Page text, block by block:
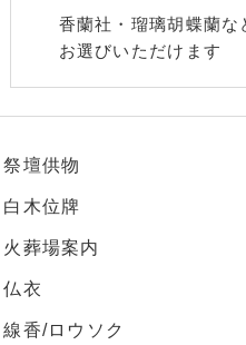
香蘭社・瑠璃胡蝶蘭
お選びいただけます
祭壇供物
白木位牌
火葬場案内
仏衣
線香/ロウソク